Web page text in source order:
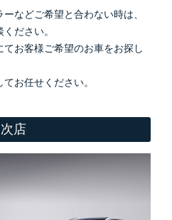
などご希望と合わない時は、
ださい。
お客様ご希望のお車をお探し
お任せください。
店